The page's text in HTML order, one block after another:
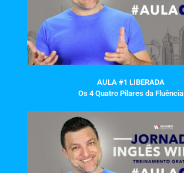
AULA #1 LIBERADA
Os 4 Quatro Pilares da Fluência